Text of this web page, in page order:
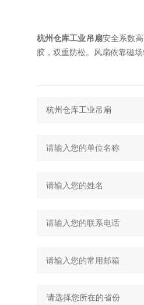
杭州仓库工业吊扇安全系数
胶，双重防松。风扇依靠磁